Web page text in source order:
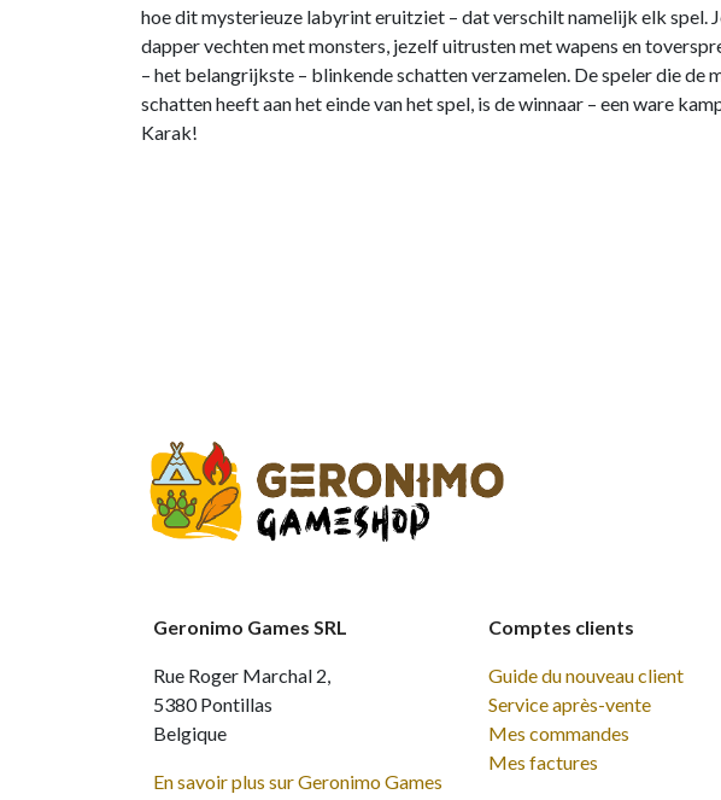
hoe dit mysterieuze labyrint eruitziet – dat verschilt namelijk elk spel.
dapper vechten met monsters, jezelf uitrusten met wapens en
– het belangrijkste – blinkende schatten verzamelen. De speler die de
schatten heeft aan het einde van het spel, is de winnaar – een ware
Karak!
Comptes clients
Guide du nouveau client
Service après-vente
Mes commandes
Mes factures
Geronimo Games SRL
Rue Roger Marchal 2,
5380 Pontillas
Belgique
En savoir plus sur Geronimo Games